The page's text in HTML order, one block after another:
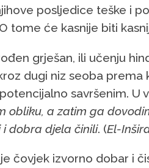
posljedice teške i
tome će kasnije biti
grješan, ili učenju
dugi niz seoba prema
savršenim. U
obliku, a zatim ga
i dobra djela činili. (El-Inš
čovjek izvorno dobar i